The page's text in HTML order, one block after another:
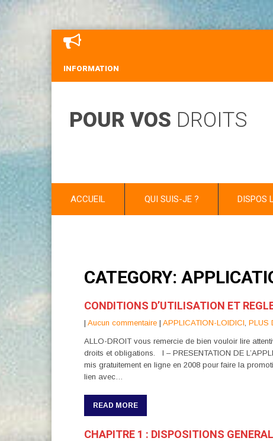
INFORMATION
POUR VOS DROITS
ACCUEIL QUI SUIS-JE ? DISPOS
CATEGORY:
CONDITIONS D’UTILISATION ET
| Aucun commentaire | APPLICATION-LOIDICI PLUS
ALLO-DROIT vous remercie de bien vouloir lire
droits et obligations. I – PRESENTATION DE
mis gratuitement en ligne en 2008 pour faire la
lien avec…
READ MORE
CHAPITRE 1 : DISPOSITIONS